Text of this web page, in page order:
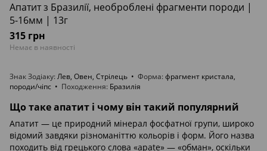
Апатит з Бразилії, необроблені фрагменти породи |
5-16мм | 13г
315 грн
Немає в наявності
Знак Зодіаку Лев, Овен, Стрілець Форма фрагмент кристала,
породи/чіпс
Походження Бразилія
Що таке апатит і чому він такий популярний
Апатит — це природний мінерал фосфатної групи, широко
відомий завдяки різноманіттю кольорів і форм. Його назва
походить від грецького слова «apate» — «обман», оскільки